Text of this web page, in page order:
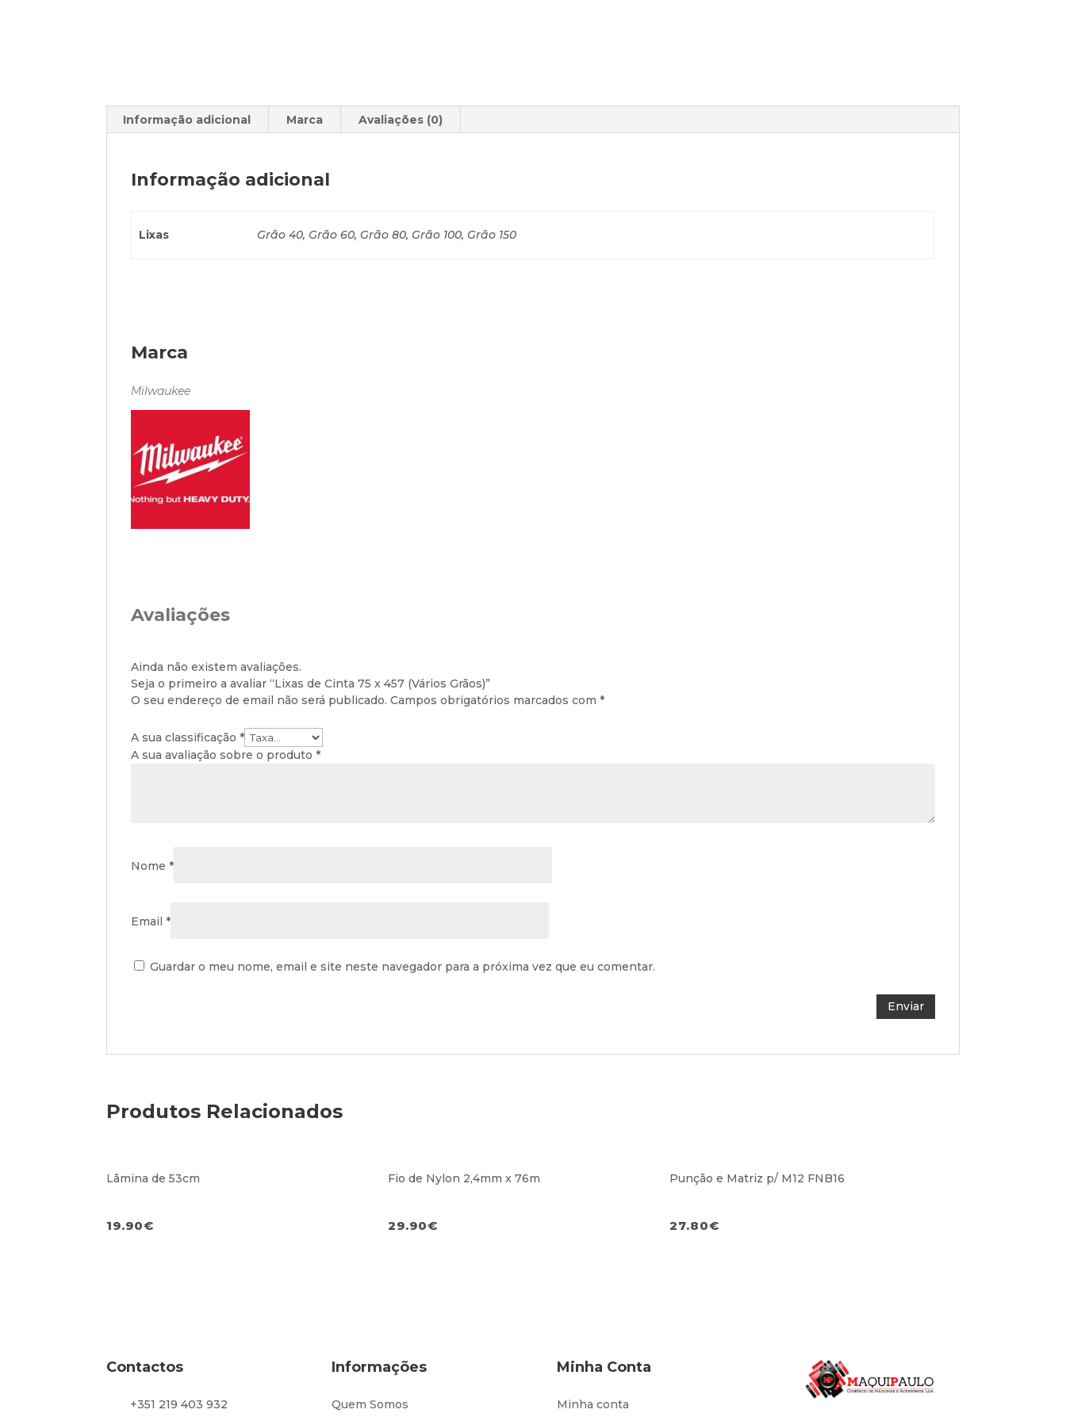
Informação adicional Marca Avaliações (0)
Informação adicional
Lixas Grão 40, Grão 60, Grão 80, Grão 100, Grão 150
Marca
Milwaukee
Avaliações
Ainda não existem avaliações.
Seja o primeiro a avaliar “Lixas de Cinta 75 x 457 (Vários Grãos)”
O seu endereço de email não será publicado. Campos obrigatórios marcados com*
A sua classificação*
A sua avaliação sobre o produto*
Nome*
Email*
Guardar o meu nome, email e site neste navegador para a próxima vez que eu comentar.
Produtos Relacionados
Lâmina de 53cm
19.90€
Fio de Nylon 2,4mm x 76m
29.90€
Punção e Matriz p/ M12 FNB16
27.80€
Contactos
+351 219 403 932
Informações
Quem Somos
Minha Conta
Minha conta